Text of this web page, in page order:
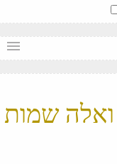
menu
1 ׃1 ואלה